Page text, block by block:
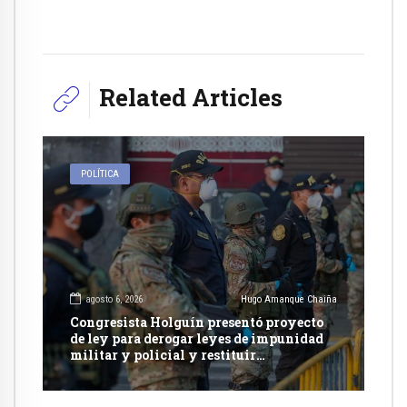
Related Articles
POLÍTICA
agosto 6, 2026 Hugo Amanque Chaiña
Congresista Holguín presentó proyecto
de ley para derogar leyes de impunidad
militar y policial y restituir
competencia de justicia ordinaria